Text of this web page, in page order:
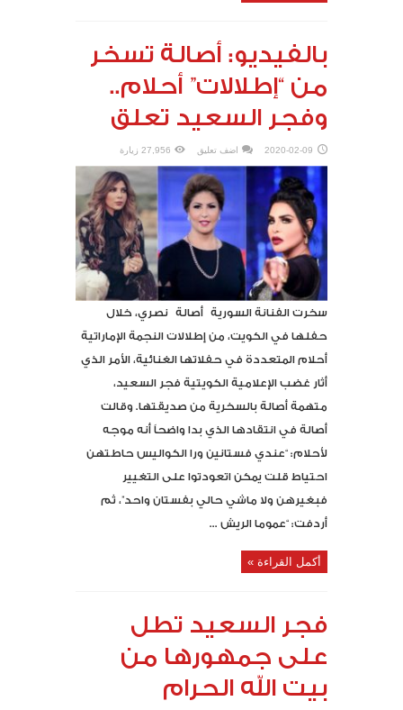
بالفيديو: أصالة تسخر
من “إطلالات” أحلام..
وفجر السعيد تعلق
2020-02-09 اضف تعليق 27,956 زيارة
سخرت الفنانة السورية أصالة نصري، خلال
حفلها في الكويت، من إطلالات النجمة الإماراتية
أحلام المتعددة في حفلاتها الغنائية، الأمر الذي
أثار غضب الإعلامية الكويتية فجر السعيد،
متهمة أصالة بالسخرية من صديقتها. وقالت
أصالة في انتقادها الذي بدا واضحاً أنه موجه
لأحلام: “عندي فستانين ورا الكواليس حاطتهن
احتياط قلت يمكن اتعودتوا على التغيير
فبغيرهن ولا ماشي حالي بفستان واحد”، ثم
أردفت: “عموما الريش ...
أكمل القراءة »
فجر السعيد تطل
على جمهورها من
بيت الله الحرام